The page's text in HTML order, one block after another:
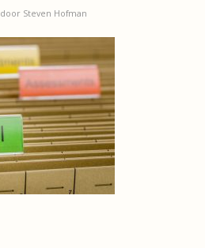
door Steven Hofman